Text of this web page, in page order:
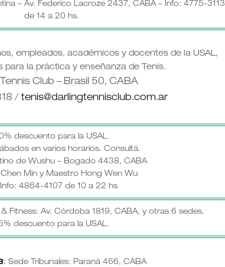
– Av. Federico Lacroze 2437, CABA – Info: 4775-3113
de 14 a 20 hs.
empleados, académicos y docentes de la USAL,
para la práctica y enseñanza de Tenis.
Club – Brasil 50, CABA
/tenis@darlingtennisclub.com.ar
descuento para la USAL.
en varios horarios. Consultá.
de Wushu – Bogado 4438, CABA
Min y Maestro Hong Wen Wu
Info: 4864-4107 de 10 a 22 hs
Fitness: Av. Córdoba 1819, CABA, y otras 6 sedes.
descuento para la USAL.
: Sede Tribunales: Paraná 466, CABA